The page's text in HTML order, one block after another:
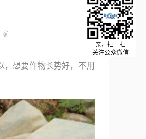
亲，扫一扫
关注公众微信
家
，想要作物长势好，不用